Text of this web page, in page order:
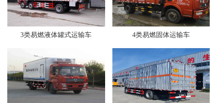
3类易燃液体罐式运输车 4类易燃固体运输车